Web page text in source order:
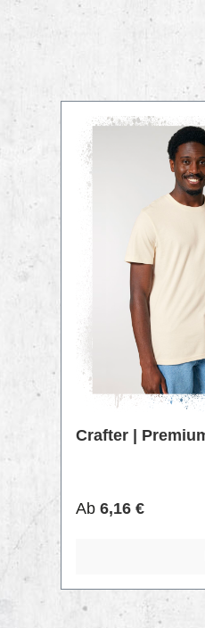
Crafter |
Regulärer Preis:
Ab 6,16 €